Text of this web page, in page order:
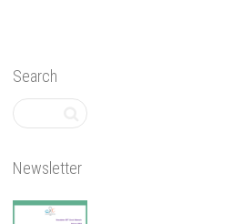
Search
Newsletter